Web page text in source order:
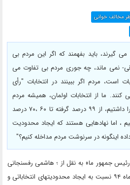
مخالف خوانی
گیرند، باید بفهمند که اگر این مردم بی
نمی ماند، چه جوری مردم بی تفاوت می
است، مردم اگر ببینند در انتخابات "رأی
ما از انتخابات اولمان، همیشه مردم
همه آزاد بودند، اکثریت قوی را داشتیم، از ۹۹ درصد گرفته تا ۶۰ ،۷۰ درصد
، اما نهادهایی هستند که ایجاد محدودیت
اینگونه در سرنوشت مردم مداخله کنیم؟"
جمهور ما» به نقل از ؛ هاشمی رفسنجانی
در سخنانی منتشر نشده در آذر ماه ۹۴ نسبت به ایجاد محدودیتهای انتخاباتی و